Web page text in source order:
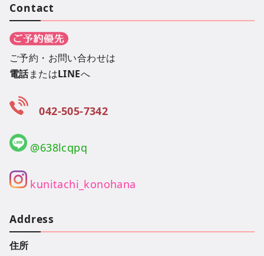
Contact
ご予約・お問い合わせは
電話またはLINEへ
042-505-7342
@638lcqpq
kunitachi_konohana
Address
住所